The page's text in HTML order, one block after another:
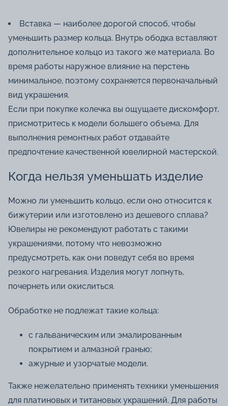
Вставка — наиболее дорогой способ, чтобы
уменьшить размер кольца. Внутрь ободка вставляют
дополнительное кольцо из такого же материала. Во
время работы наружное влияние на перстень
минимальное, поэтому сохраняется первоначальный
вид украшения.
Если при покупке колечка вы ощущаете дискомфорт,
присмотритесь к модели большего объема. Для
выполнения ремонтных работ отдавайте
предпочтение качественной ювелирной мастерской.
Когда нельзя уменьшать изделие
Можно ли уменьшить кольцо, если оно относится к
бижутерии или изготовлено из дешевого сплава?
Ювелиры не рекомендуют работать с такими
украшениями, потому что невозможно
предусмотреть, как они поведут себя во время
резкого нагревания. Изделия могут лопнуть,
почернеть или окислиться.
Обработке не подлежат такие кольца:
с гальваническим или эмалированным
покрытием и алмазной гранью;
ажурные и узорчатые модели.
Также нежелательно применять техники уменьшения
для платиновых и титановых украшений. Для работы